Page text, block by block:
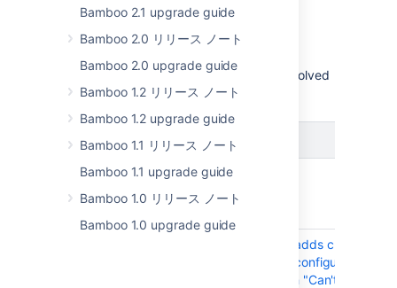
Bamboo 2.1 upgrade guide
Bamboo 2.0 リリース ノート
Bamboo 2.0 upgrade guide
Bamboo 1.2 リリース ノート
Bamboo 1.2 upgrade guide
Bamboo 1.1 リリース ノート
Bamboo 1.1 upgrade guide
Bamboo 1.0 リリース ノート
Bamboo 1.0 upgrade guide
解決済みの課題
This is a summary of the issues we’ve resolved
throughout the lifecycle of Bamboo 9.1.
Issues resolved in Bamboo 9.1.3
Released on 05 Jun 2023
Export feature adds clear text
the directories configuration on
Import fails with "Can't decrypt